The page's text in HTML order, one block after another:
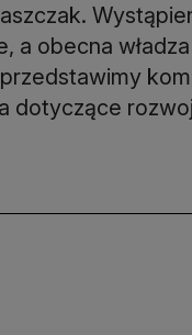
a obecna
dotyczące